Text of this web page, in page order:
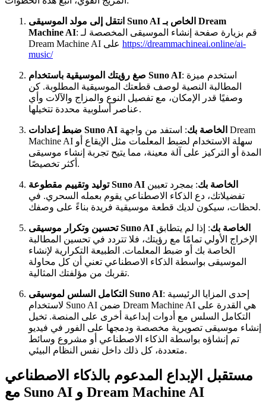
انتقل إلى مولد الموسيقى Suno AI الخاص بـ Dream
Machine AI: قم بزيارة صفحة إنشاء الموسيقى المخصصة لـ
https://dreammachineai.online/ai-
music/
صغ رؤيتك الموسيقية باستخدام Suno AI: استخدم ميزة
المطالبة النصية لوصف قطعتك الموسيقية المطلوبة. كن
وصفيًا قدر الإمكان، مع تفصيل النوع والمزاج والآلات وأي
عناصر أسلوبية محددة تتخيلها.
ضبط إعدادات Suno AI الخاصة بك: استفد من واجهة Dream
Machine AI سهلة الاستخدام لضبط المعلمات مثل الإيقاع أو
المدة أو التركيز على آلة معينة، مما يتيح تجربة إنشاء موسيقى
أكثر تخصيصًا.
توليد وتقييم مقطوعة Suno AI الخاصة بك: بمجرد تعيين
تفضيلاتك، دع الذكاء الاصطناعي يقوم بعمله السحري. في
لحظات، سيكون لديك قطعة موسيقية فريدة بناءً على وصفك.
تحسين وتكرار موسيقى Suno AI الخاصة بك: إذا لم يتطابق
الإخراج الأولي تمامًا مع رؤيتك، فلا تتردد في تحسين المطالبة
الخاصة بك أو ضبط المعلمات. الطبيعة التكرارية لإنشاء
الموسيقى بواسطة الذكاء الاصطناعي تعني أن كل محاولة
تقربك من مؤلفتك المثالية.
التكامل السلس لموسيقى Suno AI: إحدى المزايا الرئيسية
لاستخدام Suno AI ضمن Dream Machine AI هي القدرة على
التكامل السلس مع أدوات إبداعية أخرى على المنصة. تخيل
إنشاء موسيقى تصويرية مخصصة ودمجها على الفور في فيديو
تم إنشاؤه بواسطة الذكاء الاصطناعي أو مشروع وسائط
متعددة، كل ذلك داخل نفس النظام البيئي.
مستقبل الإبداع المدعوم بالذكاء الاصطناعي
مع Suno AI و Dream Machine AI